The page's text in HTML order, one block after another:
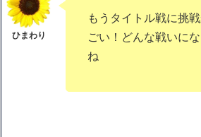
もうタイトル戦に挑
ごい！どんな戦いに
ね